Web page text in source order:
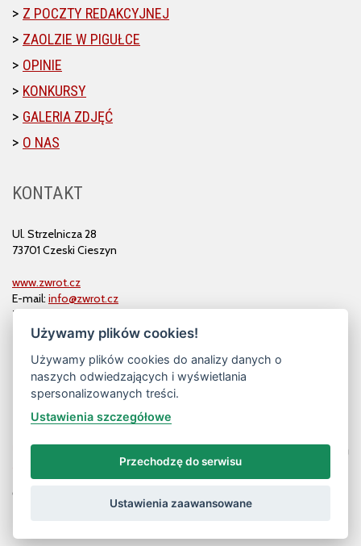
Z POCZTY REDAKCYJNEJ
ZAOLZIE W PIGUŁCE
OPINIE
KONKURSY
GALERIA ZDJĘĆ
O NAS
KONTAKT
Ul. Strzelnicza 28
73701 Czeski Cieszyn
www.zwrot.cz
E-mail: info@zwrot.cz
Tel. i faks: 558 711 582
© ZWROT
Używamy plików cookies!
Używamy plików cookies do analizy danych o
naszych odwiedzających i wyświetlania
spersonalizowanych treści.
Ustawienia szczegółowe
Przechodzę do serwisu
Ustawienia zaawansowane